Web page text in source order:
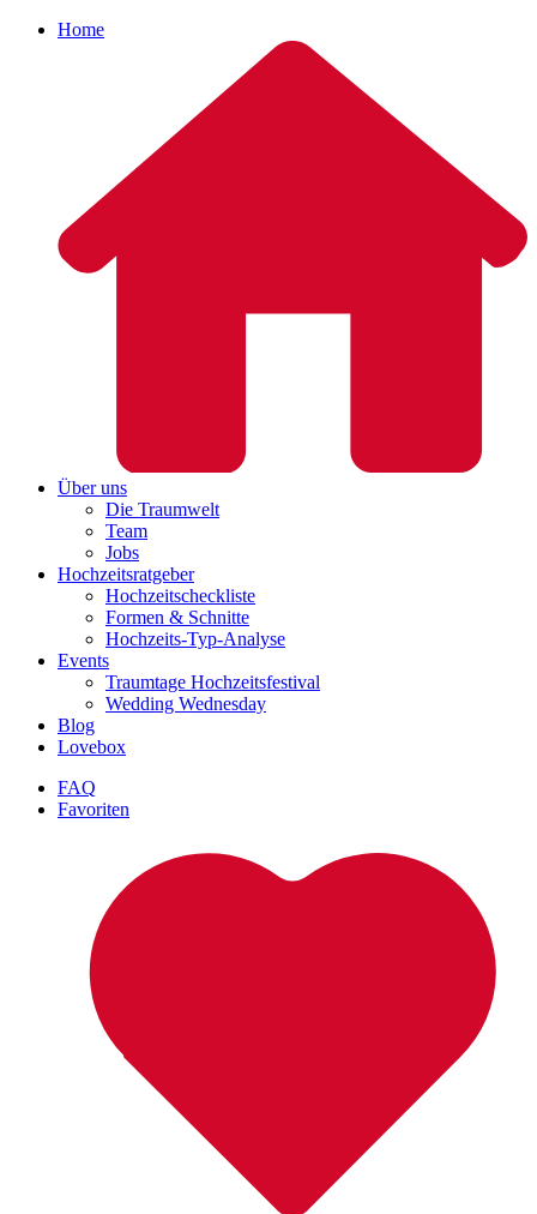
Home
Über uns
Die Traumwelt
Team
Jobs
Hochzeitsratgeber
Hochzeitscheckliste
Formen & Schnitte
Hochzeits-Typ-Analyse
Events
Traumtage Hochzeitsfestival
Wedding Wednesday
Blog
Lovebox
FAQ
Favoriten